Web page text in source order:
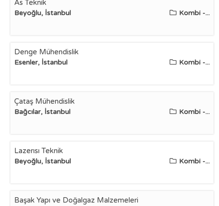
As Teknik
Beyoğlu, İstanbul Kombi -...
Denge Mühendislik
Esenler, İstanbul Kombi -...
Çataş Mühendislik
Bağcılar, İstanbul Kombi -...
Lazerısı Teknik
Beyoğlu, İstanbul Kombi -...
Başak Yapı ve Doğalgaz Malzemeleri